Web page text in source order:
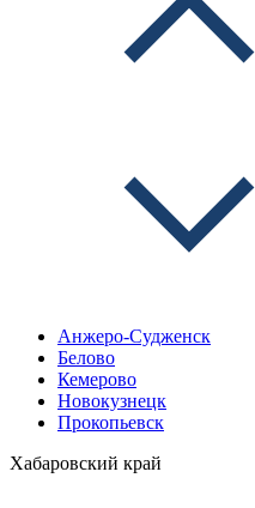
Анжеро-Судженск
Белово
Кемерово
Новокузнецк
Прокопьевск
Хабаровский край